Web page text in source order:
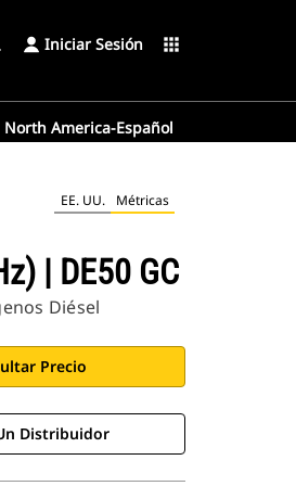
Iniciar Sesión apps
North America-Español
EE. UU. Métricas
| DE50 GC
Diésel
Precio
Distribuidor